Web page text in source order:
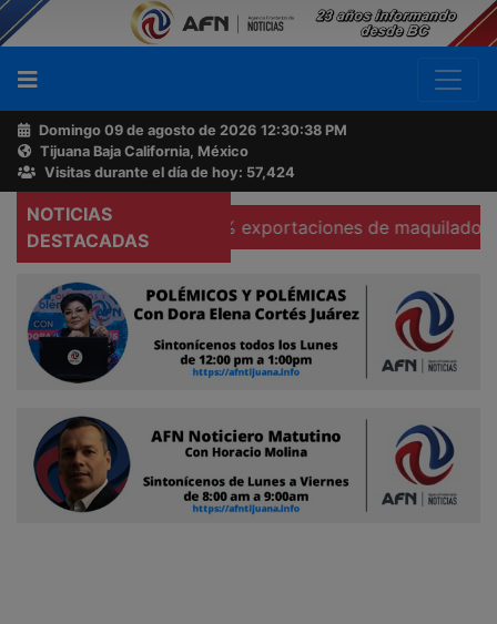
Domingo 09 de agosto de 2026 12:30:39 PM
Tijuana Baja California, México
Visitas durante el día de hoy: 57,424
NOTICIAS
DESTACADAS
Se hunden 37% exportaciones de maquiladoras en
Buscador
Acerca
de
AFN
Ventas
Contacto
Reportero
Ciudadano